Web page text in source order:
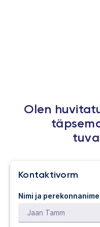
Olen
Kontaktivorm
Nimi ja